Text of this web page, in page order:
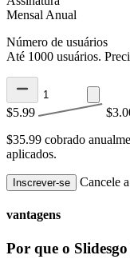
Mensal Anual
Número de usuários
Até 1000 usuários.
$5.99
$35.99 cobrado
aplicados.
Inscrever-se Cancele
vantagens
Por que o